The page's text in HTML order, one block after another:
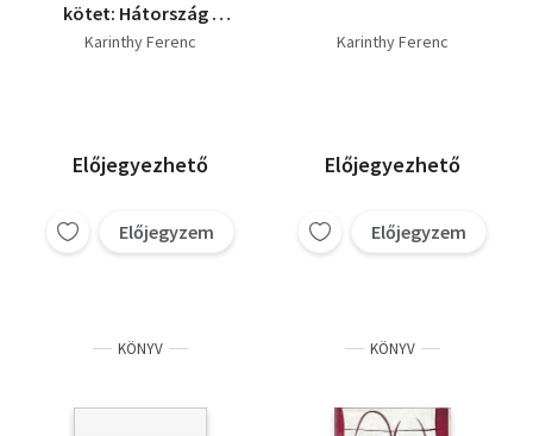
kötet: Hátország -
Leánykereskedő - Mi
Karinthy Ferenc
Előjegyezhető
Előjegyzem
Karinthy Ferenc
Előjegyezhető
Előjegyzem
KÖNYV KÖNYV